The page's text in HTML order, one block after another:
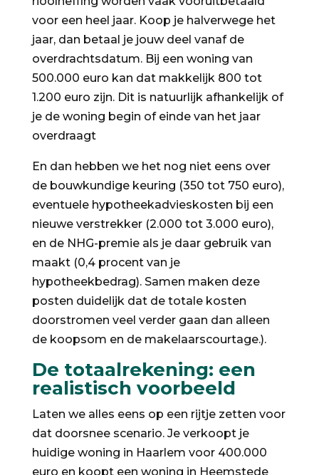
voor een heel jaar. Koop je halverwege het
jaar, dan betaal je jouw deel vanaf de
overdrachtsdatum. Bij een woning van
500.000 euro kan dat makkelijk 800 tot
1.200 euro zijn. Dit is natuurlijk afhankelijk of
je de woning begin of einde van het jaar
overdraagt
En dan hebben we het nog niet eens over
de bouwkundige keuring (350 tot 750 euro),
eventuele hypotheekadvieskosten bij een
nieuwe verstrekker (2.000 tot 3.000 euro),
en de NHG-premie als je daar gebruik van
maakt (0,4 procent van je
hypotheekbedrag). Samen maken deze
posten duidelijk dat de totale kosten
doorstromen veel verder gaan dan alleen
de koopsom en de makelaarscourtage.).
De totaalrekening: een
realistisch voorbeeld
Laten we alles eens op een rijtje zetten voor
dat doorsnee scenario. Je verkoopt je
huidige woning in Haarlem voor 400.000
euro en koopt een woning in Heemstede